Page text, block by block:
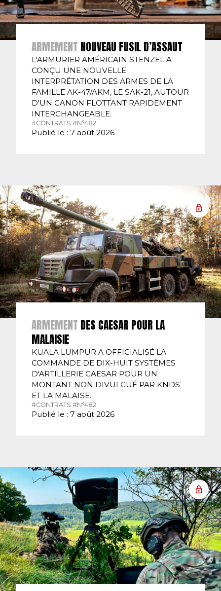
ARMEMENT NOUVEAU FUSIL D’ASSAUT
L'ARMURIER AMÉRICAIN STENZEL A
CONÇU UNE NOUVELLE
INTERPRÉTATION DES ARMES DE LA
FAMILLE AK-47/AKM, LE SAK-21, AUTOUR
D'UN CANON FLOTTANT RAPIDEMENT
INTERCHANGEABLE.
#CONTRATS.#N°482.
Publié le : 7 août 2026
ARMEMENT DES CAESAR POUR LA
MALAISIE
KUALA LUMPUR A OFFICIALISÉ LA
COMMANDE DE DIX-HUIT SYSTÈMES
D'ARTILLERIE CAESAR POUR UN
MONTANT NON DIVULGUÉ PAR KNDS
ET LA MALAISE.
#CONTRATS. #N°482.
Publié le : 7 août 2026